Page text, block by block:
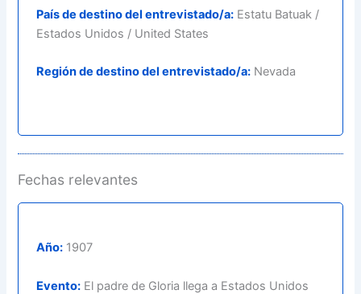
País de destino del entrevistado/a: Estatu Batuak /
Estados Unidos / United States
Región de destino del entrevistado/a: Nevada
Fechas relevantes
Año: 1907
Evento: El padre de Gloria llega a Estados Unidos